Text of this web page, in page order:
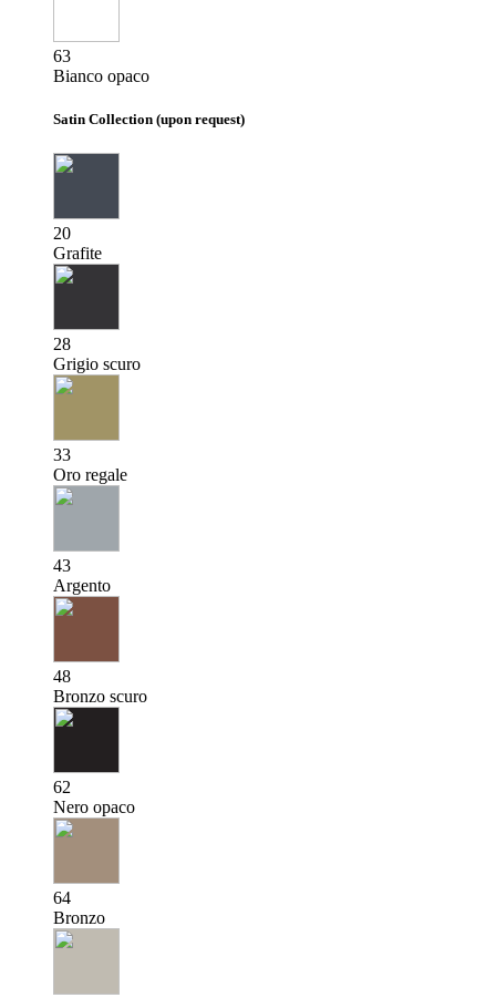
63
Bianco opaco
Satin Collection (upon request)
20
Grafite
28
Grigio scuro
33
Oro regale
43
Argento
48
Bronzo scuro
62
Nero opaco
64
Bronzo